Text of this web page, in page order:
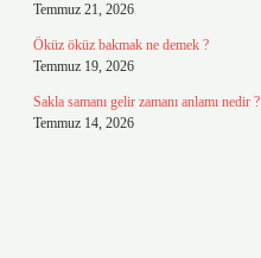
Temmuz 21, 2026
Öküz öküz bakmak ne demek ?
Temmuz 19, 2026
Sakla samanı gelir zamanı anlamı nedir ?
Temmuz 14, 2026